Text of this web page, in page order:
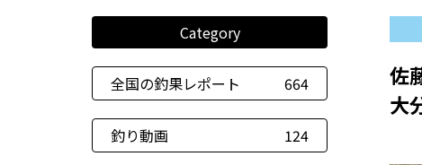
Category
全国の釣果レポート 664
釣り動画 124
佐
大